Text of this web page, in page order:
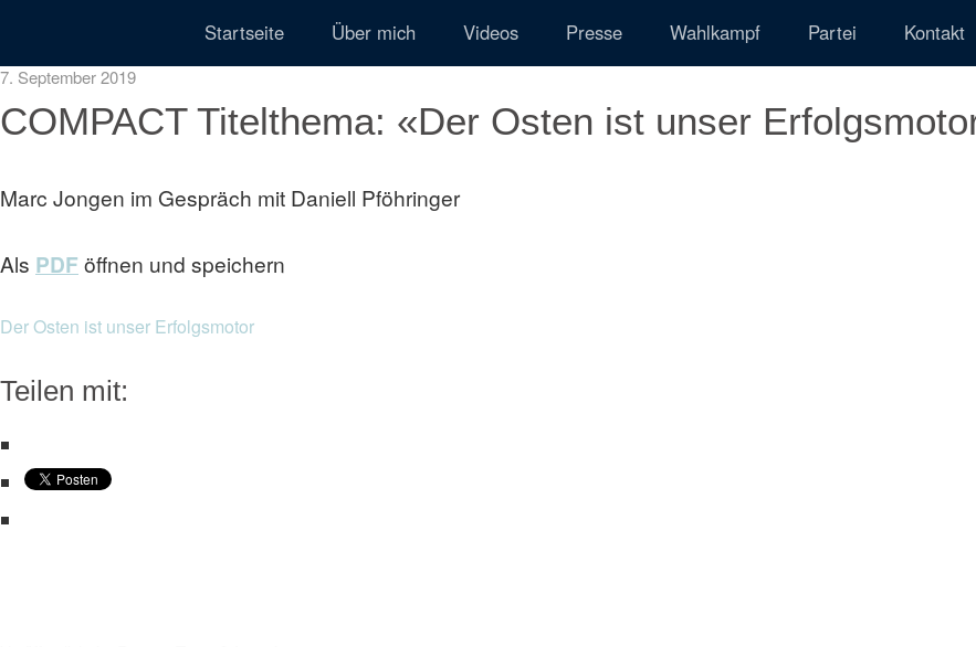
Startseite Über mich Videos Presse Wahlkampf Partei Kontakt
7. September 2019
COMPACT Titelthema: «Der Osten ist unser
Marc Jongen im Gespräch mit Daniell Pföhringer
Als PDF öffnen und speichern
Der Osten ist unser Erfolgsmotor
Teilen mit: